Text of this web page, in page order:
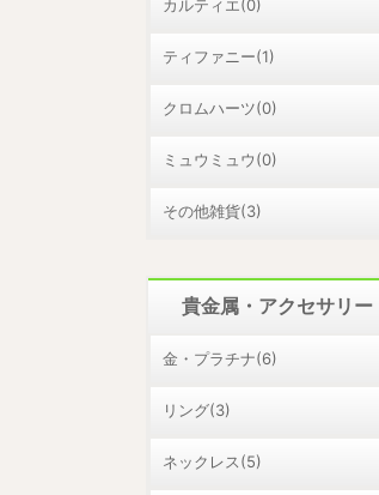
カルティエ(0)
ティファニー(1)
クロムハーツ(0)
ミュウミュウ(0)
その他雑貨(3)
貴金属・アクセサリー
金・プラチナ(6)
リング(3)
ネックレス(5)